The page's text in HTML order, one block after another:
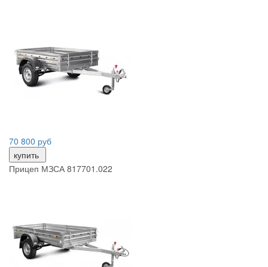
70 800 руб
купить
Прицеп МЗСА 817701.022